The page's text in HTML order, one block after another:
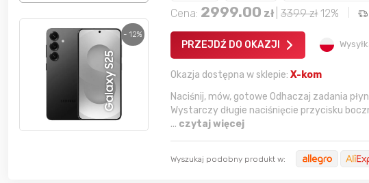
- 12%
Cena: 2999.00 zł 3399zł 12%
PRZEJDŹ DO OKAZJI
Okazja dostępna w sklepie:X-kom
Naciśnij, mów, gotowe Odhaczaj zadania
Wystarczy długie naciśnięcie przycisku
... czytaj więcej
Wyszukaj podobny produkt w: